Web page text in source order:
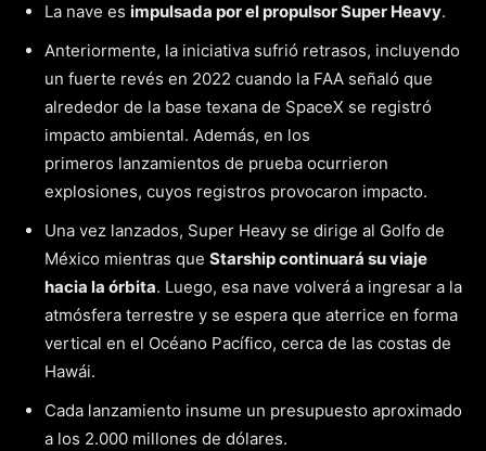
La nave es impulsada por el propulsor Super Heavy.
Anteriormente, la iniciativa sufrió retrasos, incluyendo
un fuerte revés en 2022 cuando la FAA señaló que
alrededor de la base texana de SpaceX se registró
impacto ambiental. Además, en los
primeros lanzamientos de prueba ocurrieron
explosiones, cuyos registros provocaron impacto.
Una vez lanzados, Super Heavy se dirige al Golfo de
México mientras que Starship continuará su viaje
hacia la órbita. Luego, esa nave volverá a ingresar a la
atmósfera terrestre y se espera que aterrice en forma
vertical en el Océano Pacífico, cerca de las costas de
Hawái.
Cada lanzamiento insume un presupuesto aproximado
a los 2.000 millones de dólares.